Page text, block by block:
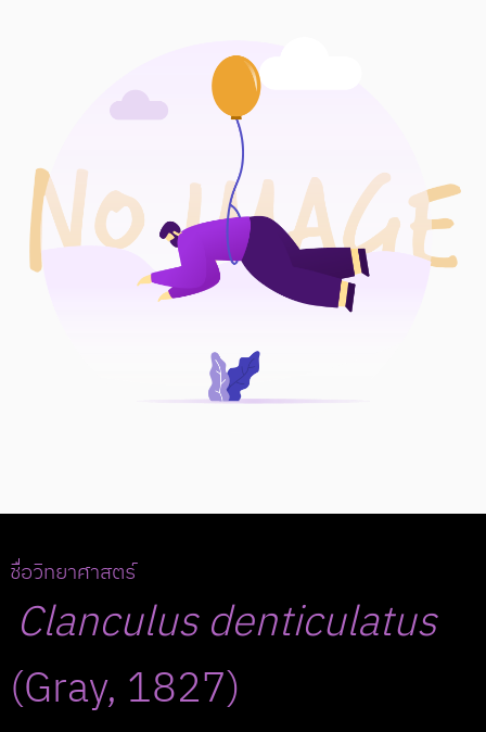
ชื่อวิทยาศาสตร์
Clanculus denticulatus
(Gray, 1827)